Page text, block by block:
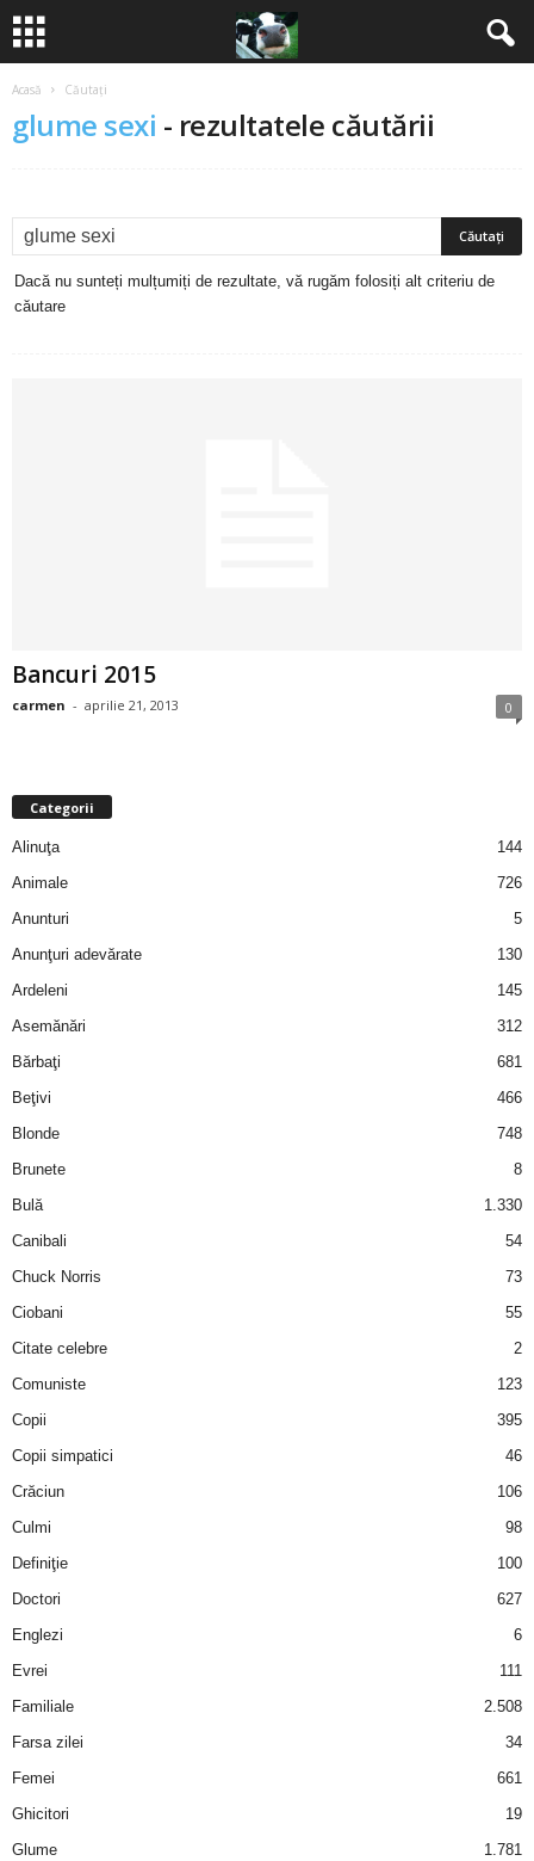
Acasă Căutați
glume sexi - rezultatele căutării
Dacă nu sunteți mulțumiți de rezultate, vă rugăm folosiți alt criteriu de
căutare
Bancuri 2015
carmen - aprilie 21, 2013 0
Categorii
Alinuţa
144
Animale
726
Anunturi
5
Anunţuri adevărate
130
Ardeleni
145
Asemănări
312
Bărbaţi
681
Beţivi
466
Blonde
748
Brunete
8
Bulă
1.330
Canibali
54
Chuck Norris
73
Ciobani
55
Citate celebre
2
Comuniste
123
Copii
395
Copii simpatici
46
Crăciun
106
Culmi
98
Definiţie
100
Doctori
627
Englezi
6
Evrei
111
Familiale
2.508
Farsa zilei
34
Femei
661
Ghicitori
19
Glume
1.781